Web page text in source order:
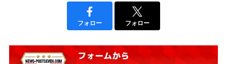
フォロー フォロー